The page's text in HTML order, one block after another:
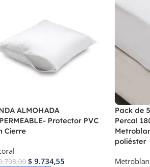
ALMOHADA
Protector PVC
Cierre
$ 9.734,55
Pack de
Percal
poliéster